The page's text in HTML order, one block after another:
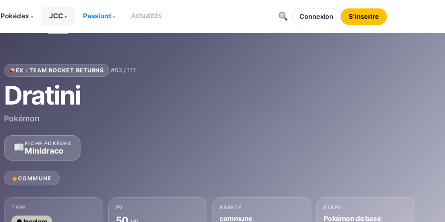
Pokédex ▾ JCC ▾ Passlord ▾ Actualités Connexion S'inscrire
EX : TEAM ROCKET RETURNS ·#53 / 111
Dratini
Pokémon
FICHE POKÉDEX
Minidraco
COMMUNE
TYPE PV RARETÉ
commune
ÉTAPE
Pokémon de base